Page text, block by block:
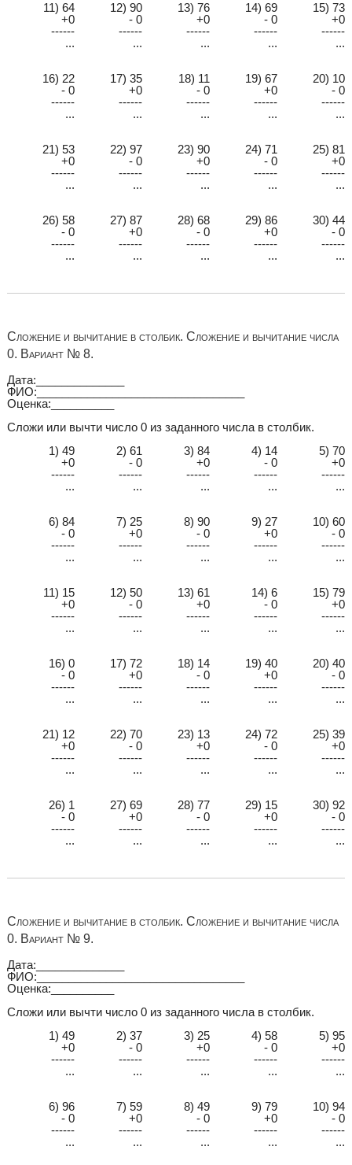
11) 64 12) 90 13) 76 14) 69
15) 73
+0
- 0 +0 - 0
+0
------
------ ------ ------
------
...
... ... ... ...
16) 22 17) 35 18) 11 19) 67
20) 10
- 0
+0 - 0 +0
- 0
------
------ ------ ------
------
...
... ... ... ...
21) 53 22) 97 23) 90 24) 71
25) 81
+0
- 0 +0 - 0
+0
------
------ ------ ------
------
...
... ... ... ...
26) 58 27) 87 28) 68 29) 86
30) 44
- 0
+0 - 0 +0
- 0
------
------ ------ ------
------
...
... ... ... ...
Сложение и вычитание в столбик. Сложение и вычитание числа
0. Вариант № 8.
Дата:______________
ФИО:_________________________________
Оценка:__________
Сложи или вычти число 0 из заданного числа в столбик.
1) 49
2) 61 3) 84 4) 14
5) 70
+0
- 0 +0 - 0
+0
------
------ ------ ------
------
...
... ... ... ...
6) 84 7) 25 8) 90 9) 27
10) 60
- 0
+0 - 0 +0
- 0
------
------ ------ ------
------
...
... ... ... ...
11) 15 12) 50 13) 61 14) 6
15) 79
+0
- 0 +0 - 0
+0
------
------ ------ ------
------
...
... ... ... ...
16) 0 17) 72 18) 14 19) 40
20) 40
- 0
+0 - 0 +0
- 0
------
------ ------ ------
------
...
... ... ... ...
21) 12 22) 70 23) 13 24) 72
25) 39
+0
- 0 +0 - 0
+0
------
------ ------ ------
------
...
... ... ... ...
26) 1 27) 69 28) 77 29) 15
30) 92
- 0
+0 - 0 +0
- 0
------
------ ------ ------
------
...
... ... ... ...
Сложение и вычитание в столбик. Сложение и вычитание числа
0. Вариант № 9.
Дата:______________
ФИО:_________________________________
Оценка:__________
Сложи или вычти число 0 из заданного числа в столбик.
1) 49
2) 37 3) 25 4) 58
5) 95
+0
- 0 +0 - 0
+0
------
------ ------ ------
------
...
... ... ... ...
6) 96 7) 59 8) 49 9) 79
10) 94
- 0
+0 - 0 +0
- 0
------
------ ------ ------
------
...
... ... ... ...